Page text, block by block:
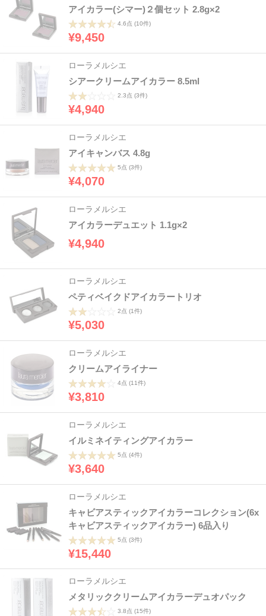
アイカラー(シマー)２個セット 2.8g×2
4.6点 (10件)
¥9,450
ローラメルシエ
シアークリームアイカラー 8.5ml
2.3点 (3件)
¥4,940
ローラメルシエ
アイキャンバス 4.8g
5点 (3件)
¥4,070
ローラメルシエ
アイカラーデュエット 1.1g×2
¥4,940
ローラメルシエ
ペティベイクドアイカラートリオ
2点 (1件)
¥5,030
ローラメルシエ
クリームアイライナー
4点 (11件)
¥3,810
ローラメルシエ
イルミネイティングアイカラー
5点 (4件)
¥3,640
ローラメルシエ
キャビアスティックアイカラーコレクション(6x
キャビアスティックアイカラー) 6品入り
5点 (3件)
¥15,440
ローラメルシエ
メタリッククリームアイカラーデュオパック
3.8点 (15件)